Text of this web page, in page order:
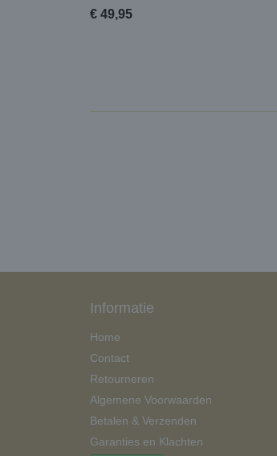
€ 49,95
Informatie
Home
Contact
Retourneren
Algemene Voorwaarden
Betalen & Verzenden
Garanties en Klachten